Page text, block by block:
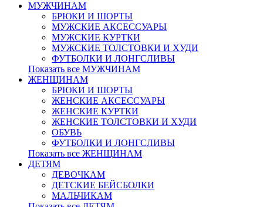
МУЖЧИНАМ
БРЮКИ И ШОРТЫ
МУЖСКИЕ АКСЕССУАРЫ
МУЖСКИЕ КУРТКИ
МУЖСКИЕ ТОЛСТОВКИ И ХУДИ
ФУТБОЛКИ И ЛОНГСЛИВЫ
Показать все МУЖЧИНАМ
ЖЕНЩИНАМ
БРЮКИ И ШОРТЫ
ЖЕНСКИЕ АКСЕССУАРЫ
ЖЕНСКИЕ КУРТКИ
ЖЕНСКИЕ ТОЛСТОВКИ И ХУДИ
ОБУВЬ
ФУТБОЛКИ И ЛОНГСЛИВЫ
Показать все ЖЕНЩИНАМ
ДЕТЯМ
ДЕВОЧКАМ
ДЕТСКИЕ БЕЙСБОЛКИ
МАЛЬЧИКАМ